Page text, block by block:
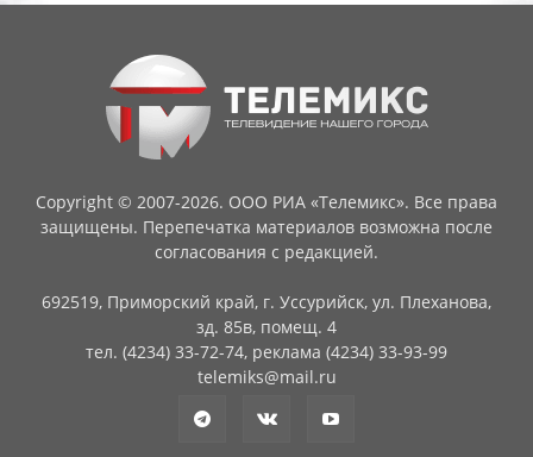
Copyright © 2007-2026. ООО РИА «Телемикс». Все права
защищены. Перепечатка материалов возможна после
согласования с редакцией.
692519, Приморский край, г. Уссурийск, ул. Плеханова,
зд. 85в, помещ. 4
тел. (4234) 33-72-74, реклама (4234) 33-93-99
telemiks@mail.ru